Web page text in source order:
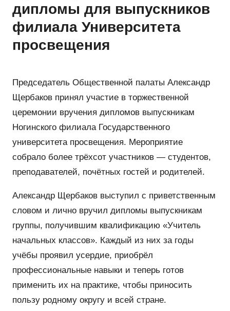
дипломы для выпускников
филиала Университета
просвещения
Председатель Общественной палаты Александр
Щербаков принял участие в торжественной
церемонии вручения дипломов выпускникам
Ногинского филиала Государственного
университета просвещения. Мероприятие
собрало более трёхсот участников — студентов,
преподавателей, почётных гостей и родителей.
Александр Щербаков выступил с приветственным
словом и лично вручил дипломы выпускникам
группы, получившим квалификацию «Учитель
начальных классов». Каждый из них за годы
учёбы проявил усердие, приобрёл
профессиональные навыки и теперь готов
применить их на практике, чтобы приносить
пользу родному округу и всей стране.